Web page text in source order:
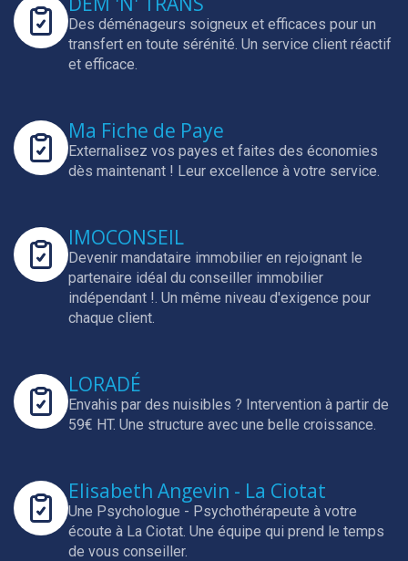
Des déménageurs soigneux et efficaces pour un
transfert en toute sérénité. Un service client réactif
et efficace.
Ma Fiche de Paye
Externalisez vos payes et faites des économies
dès maintenant ! Leur excellence à votre service.
IMOCONSEIL
Devenir mandataire immobilier en rejoignant le
partenaire idéal du conseiller immobilier
indépendant !. Un même niveau d'exigence pour
chaque client.
LORADÉ
Envahis par des nuisibles ? Intervention à partir de
59€ HT. Une structure avec une belle croissance.
Elisabeth Angevin - La Ciotat
Une Psychologue - Psychothérapeute à votre
écoute à La Ciotat. Une équipe qui prend le temps
de vous conseiller.